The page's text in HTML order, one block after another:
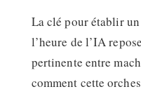
La clé pour établir
l’heure de l’IA
pertinente entre
comment cette